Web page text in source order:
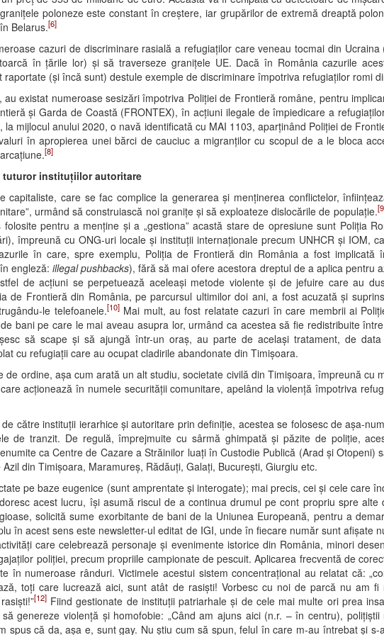
poloneze este constant în creștere, iar grupărilor de extremă dreaptă
Belarus.[6]
cazuri de discriminare rasială a refugiaților care veneau tocmai din
în țările lor) și să traverseze granițele UE. Dacă în România cazurile
(și încă sunt) destule exemple de discriminare împotriva refugiaților romi
existat numeroase sesizări împotriva Poliției de Frontieră române, pentru
și Garda de Coastă (FRONTEX), în acțiuni ilegale de împiedicare a
la mijlocul anului 2020, o navă identificată cu MAI 1103, aparținând Poliției de
în apropierea unei bărci de cauciuc a migranților cu scopul de a le bloca
[8]
tuturor instituțiilor autoritare
capitaliste, care se fac complice la generarea și menținerea conflictelor,
urmând să construiască noi granițe și să exploateze dislocările de populație.
pentru a menține și a „gestiona” acastă stare de opresiune sunt Poliția
împreună cu ONG-uri locale și instituții internaționale precum UNHCR și IOM,
în care, spre exemplu, Poliția de Frontieră din România a fost implicată
engleză: illegal pushbacks), fără să mai ofere acestora dreptul de a aplica pentru
de acțiuni se perpetuează aceleași metode violente și de jefuire care au
de Frontieră din România, pe parcursul ultimilor doi ani, a fost acuzată și
le telefoanele.[10]Mai mult, au fost relatate cazuri în care membrii ai
bani pe care le mai aveau asupra lor, urmând ca acestea să fie redistribuite
să scape și să ajungă într-un oraș, au parte de același tratament, de
cu refugiații care au ocupat cladirile abandonate din Timișoara.
de ordine, așa cum arată un alt studiu, societate civilă din Timișoara, împreună cu
acționează în numele securității comunitare, apelând la violență împotriva
către instituții ierarhice și autoritare prin definiție, acestea se folosesc de așa-
de tranzit. De regulă, împrejmuite cu sârmă ghimpată și păzite de poliție,
ca Centre de Cazare a Străinilor luați în Custodie Publică (Arad și Otopeni)
din Timișoara, Maramureș, Rădăuți, Galați, București, Giurgiu etc.
pe baze eugenice (sunt amprentate și interogate); mai precis, cei și cele care
acest lucru, își asumă riscul de a continua drumul pe cont propriu spre alte
solicită sume exorbitante de bani de la Uniunea Europeană, pentru a
în acest sens este newsletter-ul editat de IGI, unde în fiecare număr sunt afișate
care celebrează personaje și evenimente istorice din România, minori
poliției, precum propriile campionate de pescuit. Aplicarea frecventă de
în numeroase rânduri. Victimele acestui sistem concentrațional au relatat că:
toți care lucrează aici, sunt atât de rasiști! Vorbesc cu noi de parcă nu am fi
[12]Fiind gestionate de instituții patriarhale și de cele mai multe ori prea
genereze violență și homofobie: „Când am ajuns aici (n.r. – în centru),
spus că da, așa e, sunt gay. Nu știu cum să spun, felul în care m-au întrebat și